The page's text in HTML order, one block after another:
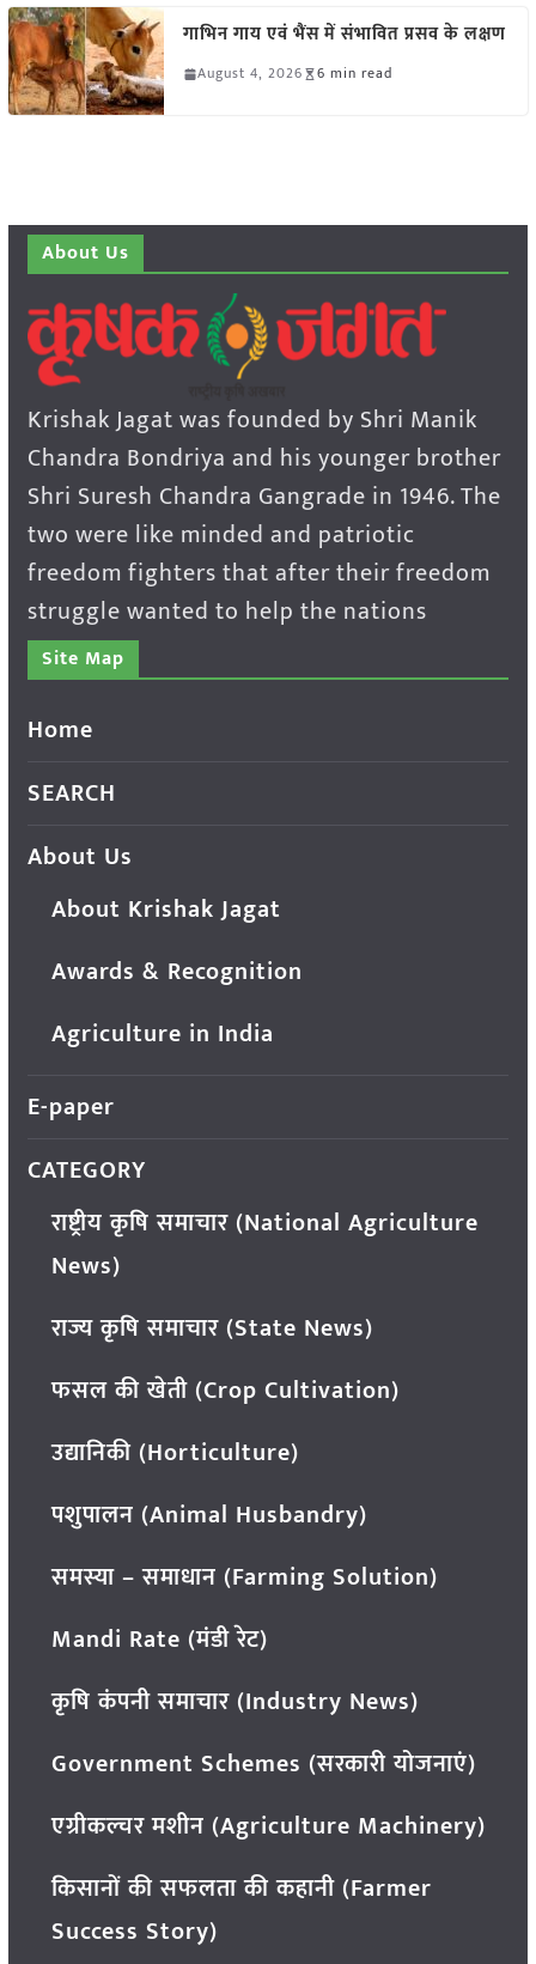
गाभिन गाय एवं भैंस में संभावित प्रसव के लक्षण
August 4, 2026 6 min read
About Us
Krishak Jagat was founded by Shri Manik
Chandra Bondriya and his younger brother
Shri Suresh Chandra Gangrade in 1946. The
two were like minded and patriotic
freedom fighters that after their freedom
struggle wanted to help the nations
Site Map
Home
SEARCH
About Us
About Krishak Jagat
Awards & Recognition
Agriculture in India
E-paper
CATEGORY
राष्ट्रीय कृषि समाचार (National Agriculture
News)
राज्य कृषि समाचार (State News)
फसल की खेती (Crop Cultivation)
उद्यानिकी (Horticulture)
पशुपालन (Animal Husbandry)
समस्या – समाधान (Farming Solution)
Mandi Rate (मंडी रेट)
कृषि कंपनी समाचार (Industry News)
Government Schemes (सरकारी योजनाएं)
एग्रीकल्चर मशीन (Agriculture Machinery)
किसानों की सफलता की कहानी (Farmer
Success Story)